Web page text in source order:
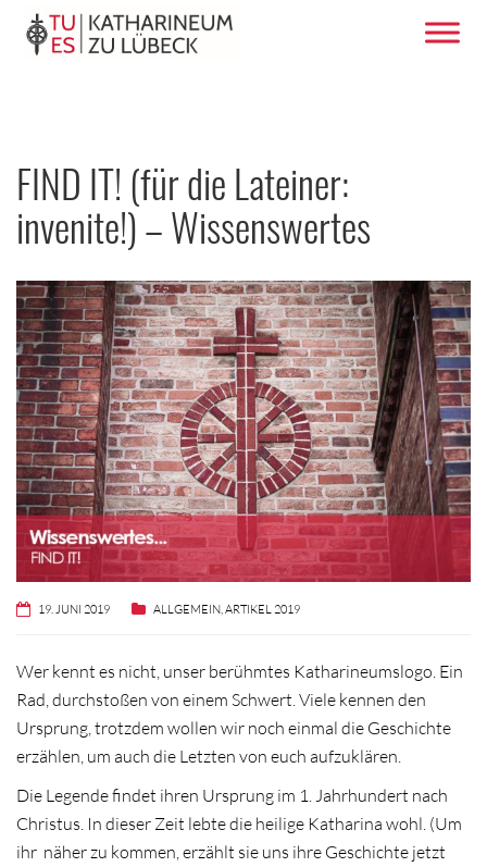
FIND IT! (für die Lateiner:
invenite!) – Wissenswertes
19. JUNI 2019 ALLGEMEIN,ARTIKEL 2019
Wer kennt es nicht, unser berühmtes Katharineumslogo. Ein
Rad, durchstoßen von einem Schwert. Viele kennen den
Ursprung, trotzdem wollen wir noch einmal die Geschichte
erzählen, um auch die Letzten von euch aufzuklären.
Die Legende findet ihren Ursprung im 1. Jahrhundert nach
Christus. In dieser Zeit lebte die heilige Katharina wohl. (Um
ihr näher zu kommen, erzählt sie uns ihre Geschichte jetzt